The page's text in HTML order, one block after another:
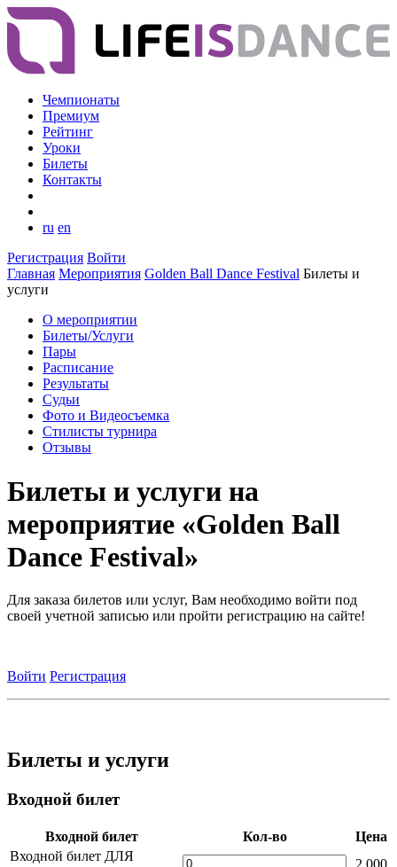
Чемпионаты
Премиум
Рейтинг
Уроки
Билеты
Контакты
ru en
Регистрация Войти
Главная Мероприятия Golden Ball Dance Festival Билеты и
услуги
О мероприятии
Билеты/Услуги
Пары
Расписание
Результаты
Судьи
Фото и Видеосъемка
Стилисты турнира
Отзывы
Билеты и услуги на
мероприятие «Golden Ball
Dance Festival»
Для заказа билетов или услуг, Вам необходимо войти под
своей учетной записью или пройти регистрацию на сайте!
Войти Регистрация
Билеты и услуги
Входной билет
Входной билет Кол-во
Цена
Входной билет ДЛЯ
2 000